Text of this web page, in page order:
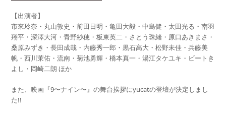
【出演者】
市來玲奈・丸山敦史・前田日明・亀田大毅・中島健・太田光る・南羽
翔平・深澤大河・青野紗穂・板東英二・さとう珠緒・原口あきまさ・
桑原みずき・長田成哉・内藤秀一郎・黒石高大・松野未佳・兵藤美
帆・西川茉佑・流南・菊池勇輝・橋本真一・湯江タケユキ・ビートき
よし・岡崎二朗 ほか
また、映画『9〜ナイン〜』の舞台挨拶にyucatの登壇が決定しまし
た!!